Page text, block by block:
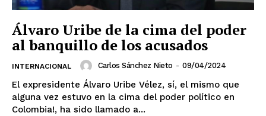
Álvaro Uribe de la cima del poder
al banquillo de los acusados
INTERNACIONAL Carlos Sánchez Nieto - 09/04/2024
El expresidente Álvaro Uribe Vélez, sí, el mismo que
alguna vez estuvo en la cima del poder político en
Colombia!, ha sido llamado a...